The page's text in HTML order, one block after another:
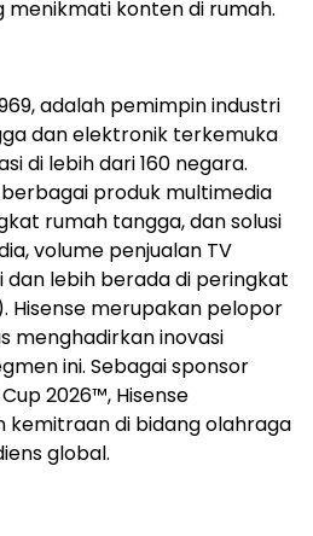
konten di rumah.
adalah pemimpin industri
dan elektronik terkemuka
di lebih dari 160 negara.
produk multimedia
rumah tangga, dan solusi
volume penjualan TV
dan lebih berada di peringkat
Hisense merupakan pelopor
menghadirkan inovasi
ini. Sebagai sponsor
2026™, Hisense
kemitraan di bidang olahraga
global.